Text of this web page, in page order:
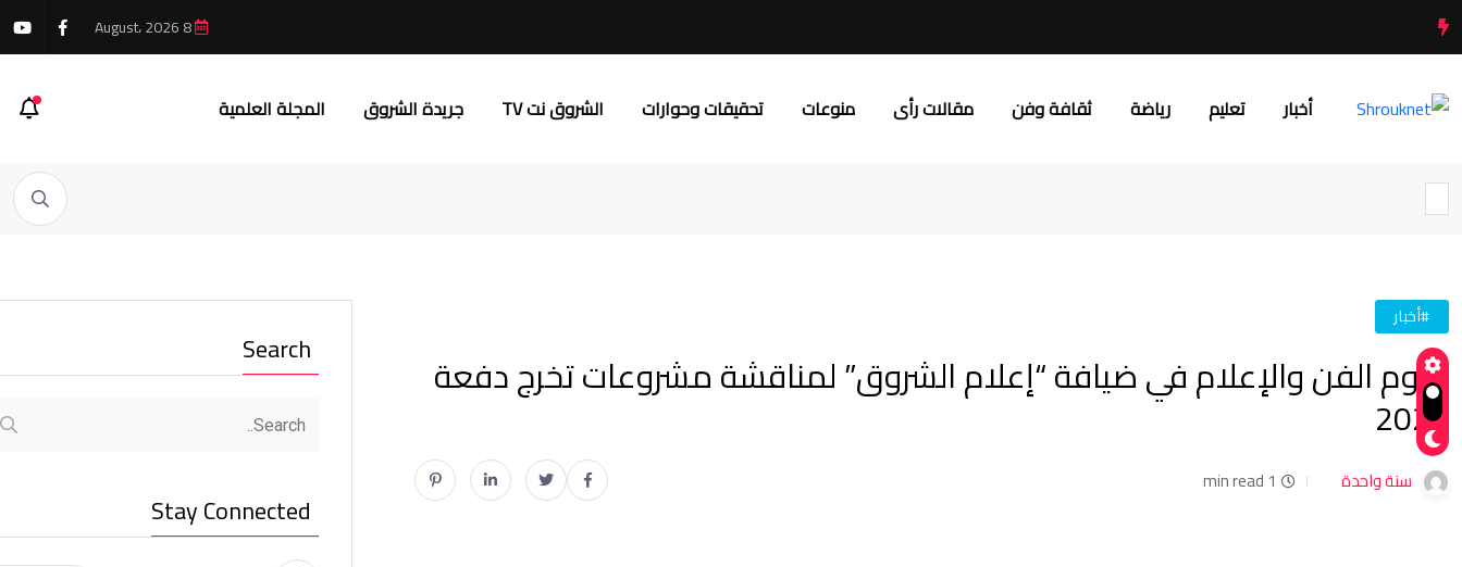
أخبار تعليم رياضة ثقافة وفن مقالات رأى منوعات تحقيقات وحوارات الشروق نت TV جريدة الشروق المجلة العلمية
#أخبار
نجوم الفن والإعلام في ضيافة “إعلام الشروق” لمناقشة مشروعات تخرج دفعة
2025
سنة واحدة 1 min read
Search
Stay Connected